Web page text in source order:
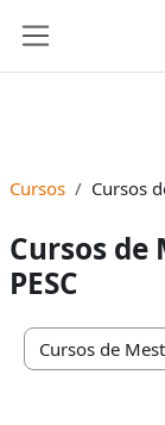
Cursos Cursos
Cursos de
PESC
Categorias de